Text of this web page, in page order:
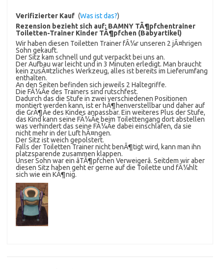
Verifizierter Kauf (Was ist das?)
Rezension bezieht sich auf: BAMNY TÃ¶pfchentrainer
Toiletten-Trainer Kinder TÃ¶pfchen (Babyartikel)
Wir haben diesen Toiletten Trainer fÃ¼r unseren 2 jÃ¤hrigen
Sohn gekauft.
Der Sitz kam schnell und gut verpackt bei uns an.
Der Aufbau war leicht und in 3 Minuten erledigt. Man braucht
kein zusÃ¤tzliches Werkzeug, alles ist bereits im Lieferumfang
enthalten.
An den Seiten befinden sich jeweils 2 Haltegriffe.
Die FÃ¼Ãe des Trainers sind rutschfest.
Dadurch das die Stufe in zwei verschiedenen Positionen
montiert werden kann, ist er hÃ¶henverstellbar und daher auf
die GrÃ¶Ãe des Kindes anpassbar. Ein weiteres Plus der Stufe,
das Kind kann seine FÃ¼Ãe beim Toilettengang dort abstellen
was verhindert das seine FÃ¼Ãe dabei einschlafen, da sie
nicht mehr in der Luft hÃ¤ngen.
Der Sitz ist weich gepolstert.
Falls der Toiletten Trainer nicht benÃ¶tigt wird, kann man ihn
platzsparende zusammen klappen.
Unser Sohn war ein âTÃ¶pfchen Verweigerâ. Seitdem wir aber
diesen Sitz haben geht er gerne auf die Toilette und fÃ¼hlt
sich wie ein KÃ¶nig.